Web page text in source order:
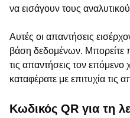
να εισάγουν τους
Αυτές οι απαντήσεις
βάση δεδομένων. Μπορείτε
τις απαντήσεις τον επόμενο
καταφέρατε με επιτυχία τις
Κωδικός QR για τη